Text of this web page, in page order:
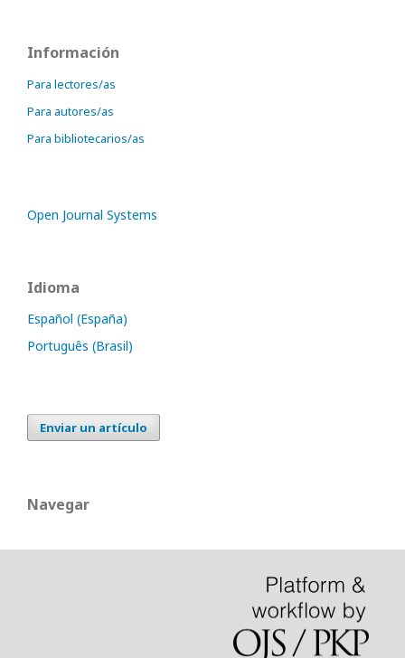
Información
Para lectores/as
Para autores/as
Para bibliotecarios/as
Open Journal Systems
Idioma
Español (España)
Português (Brasil)
Enviar un artículo
Navegar